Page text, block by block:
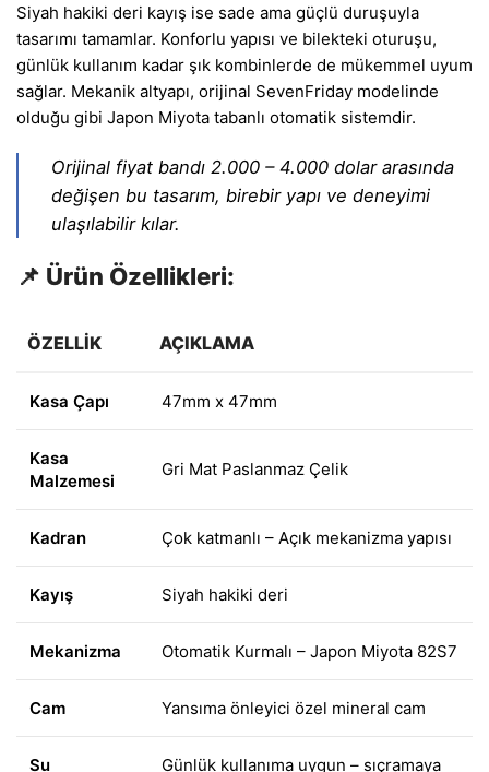
Siyah hakiki deri kayış ise sade ama güçlü duruşuyla
tasarımı tamamlar. Konforlu yapısı ve bilekteki oturuşu,
günlük kullanım kadar şık kombinlerde de mükemmel uyum
sağlar. Mekanik altyapı, orijinal SevenFriday modelinde
olduğu gibi Japon Miyota tabanlı otomatik sistemdir.
Orijinal fiyat bandı 2.000 – 4.000 dolar arasında
değişen bu tasarım, birebir yapı ve deneyimi
ulaşılabilir kılar.
📌 Ürün Özellikleri:
ÖZELLIK AÇIKLAMA
Kasa Çapı 47mm x 47mm
Kasa
Malzemesi
Gri Mat Paslanmaz Çelik
Kadran Çok katmanlı – Açık mekanizma yapısı
Kayış Siyah hakiki deri
Mekanizma Otomatik Kurmalı – Japon Miyota 82S7
Cam Yansıma önleyici özel mineral cam
Su Günlük kullanıma uygun – sıçramaya